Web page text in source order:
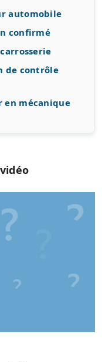
automobile
confirmé
de contrôle
mécanique